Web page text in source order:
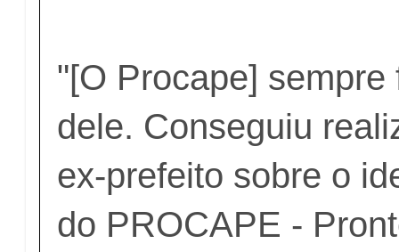
"[O Procape] sempre
dele. Conseguiu
ex-prefeito sobre o
do PROCAPE -